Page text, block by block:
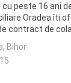
cu peste 16 ani
Oradea îti
contract de
...
Bihor